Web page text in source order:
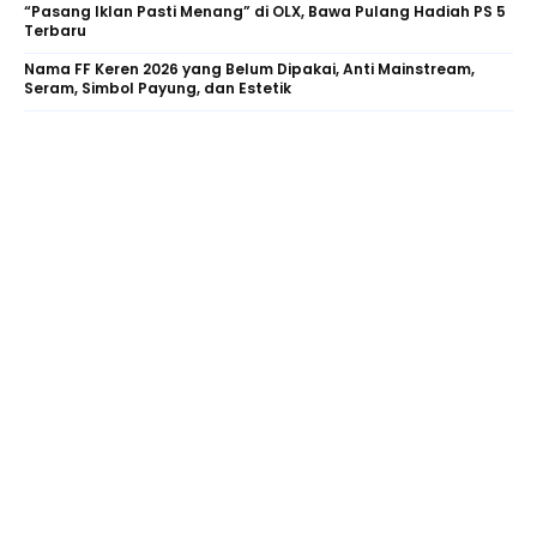
“Pasang Iklan Pasti Menang” di OLX, Bawa Pulang Hadiah PS 5
Terbaru
Nama FF Keren 2026 yang Belum Dipakai, Anti Mainstream,
Seram, Simbol Payung, dan Estetik